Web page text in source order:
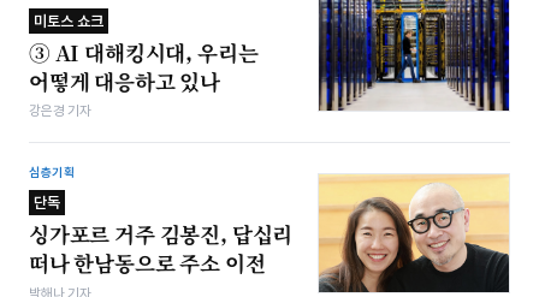
미토스 쇼크
③ AI 대해킹시대, 우리는
어떻게 대응하고 있나
강은경 기자
심층기획
단독
싱가포르 거주 김봉진, 답십리
떠나 한남동으로 주소 이전
박해나 기자